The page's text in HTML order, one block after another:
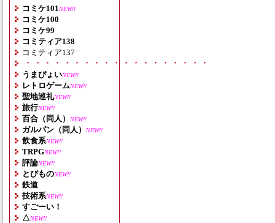
コミケ101 NEW!!
コミケ100
コミケ99
コミティア138
コミティア137
・・・・・・・・・・・・・・・・・・・
うまぴょいNEW!!
レトロゲームNEW!!
聖地巡礼NEW!!
旅行NEW!!
百合（同人） NEW!!
ガルパン（同人） NEW!!
飲食系NEW!!
TRPGNEW!!
評論NEW!!
とびものNEW!!
鉄道
技術系NEW!!
すごーい！
△NEW!!